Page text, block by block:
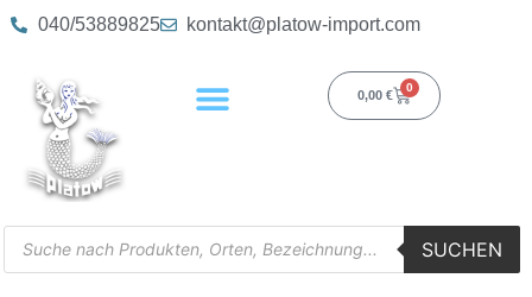
040/53889825 kontakt@platow-import.com
0,00 €
0
SUCHEN